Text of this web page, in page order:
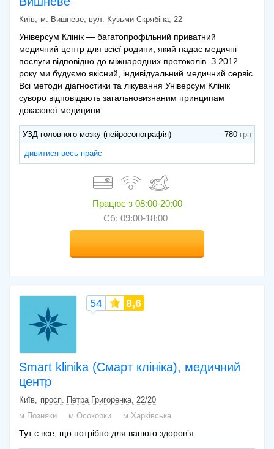
Київ м. Вишневе, вул. Кузьми Скрябіна, 22
Універсум Клінік — багатопрофільний приватний
медичний центр для всієї родини, який надає медичні
послуги відповідно до міжнародних протоколів. З 2012
року ми будуємо якісний, індивідуальний медичний сервіс.
Всі методи діагностики та лікування Універсум Клінік
суворо відповідають загальновизнаним принципам
доказової медицини.
УЗД головного мозку (нейросонографія) 780
дивитися весь прайс
Працює з 08:00-20:00
Сб: 09:00-18:00
Smart klinika (Смарт клініка), медичний
центр
54 8,6
Київ
просп. Петра Григоренка, 22/20
м.Позняки
м.Осокорки м.Харківська
Тут є все, що потрібно для вашого здоров’я